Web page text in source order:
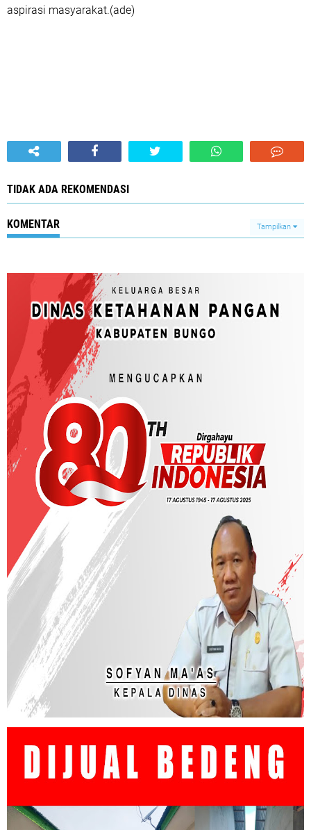
aspirasi masyarakat.(ade)
TIDAK ADA REKOMENDASI
KOMENTAR Tampilkan